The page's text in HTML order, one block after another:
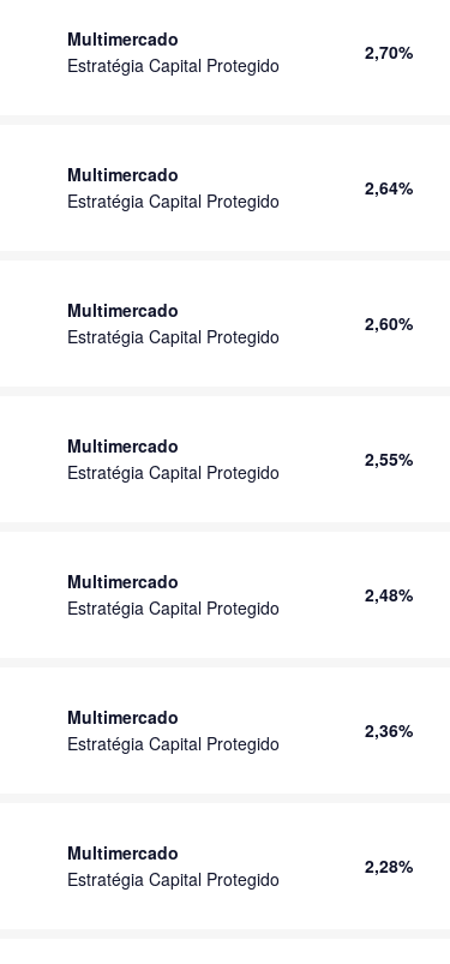
Multimercado
Estratégia Capital Protegido
2,70%
Multimercado
Estratégia Capital Protegido
2,64%
Multimercado
Estratégia Capital Protegido
2,60%
Multimercado
Estratégia Capital Protegido
2,55%
Multimercado
Estratégia Capital Protegido
2,48%
Multimercado
Estratégia Capital Protegido
2,36%
Multimercado
Estratégia Capital Protegido
2,28%